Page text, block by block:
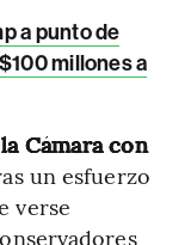
a punto de
millones a
Cámara con
un esfuerzo
verse